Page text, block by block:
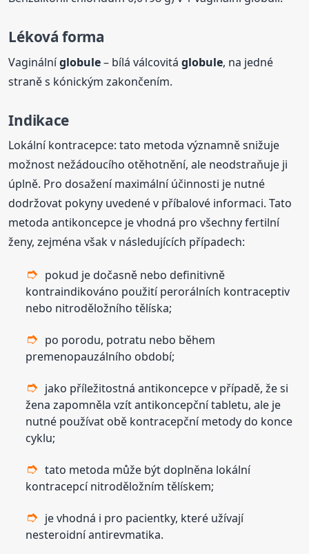
Léková forma
Vaginálníglobule– bílá válcovitáglobule, na jedné
straně s kónickým zakončením.
Indikace
Lokální kontracepce: tato metoda významně snižuje
možnost nežádoucího otěhotnění, ale neodstraňuje ji
úplně. Pro dosažení maximální účinnosti je nutné
dodržovat pokyny uvedené v příbalové informaci. Tato
metoda antikoncepce je vhodná pro všechny fertilní
ženy, zejména však v následujících případech:
pokud je dočasně nebo definitivně
kontraindikováno použití perorálních kontraceptiv
nebo nitroděložního tělíska;
po porodu, potratu nebo během
premenopauzálního období;
jako příležitostná antikoncepce v případě, že si
žena zapomněla vzít antikoncepční tabletu, ale je
nutné používat obě kontracepční metody do konce
cyklu;
tato metoda může být doplněna lokální
kontracepcí nitroděložním tělískem;
je vhodná i pro pacientky, které užívají
nesteroidní antirevmatika.